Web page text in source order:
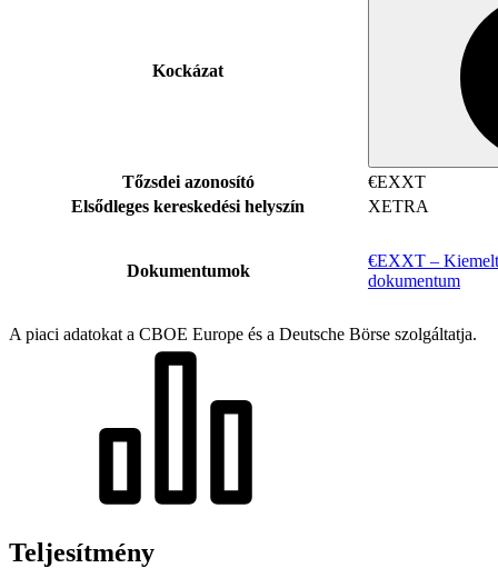
Kockázat
Tőzsdei azonosító
€EXXT
Elsődleges kereskedési helyszín
XETRA
Dokumentumok
€EXXT –
dokumentum
A piaci adatokat a CBOE Europe és a Deutsche Börse szolgáltatja.
Teljesítmény